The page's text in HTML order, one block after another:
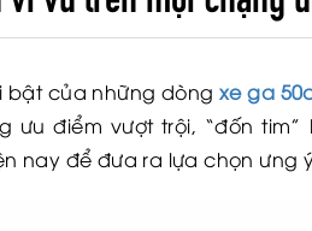
bật của những dòngxe ga
điểm vượt trội, “đốn
nay để đưa ra lựa chọn ưng